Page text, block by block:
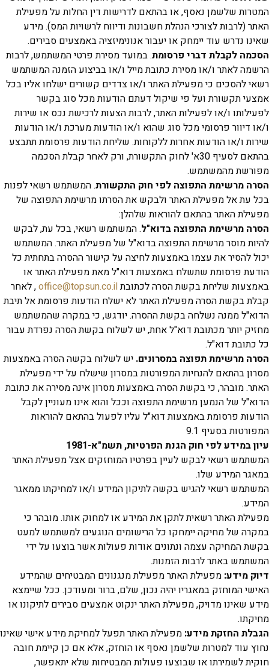
שלשמן נאסף, או בהתאם לדרישות דין החלות על מפעילת
לצורכי הנהלת חשבונות ודיווח לרשויות המס). מידע
נדרש עוד יימחק או יעבור אנונימיזציה באמצעים סבירים.
לקבלת דברי פרסומת. במועד מסירת פרטי המשתמש, לרבות
לאתר ו/או מסירת כתובת מייל ו/או בביצוע הזמנה המשתמש
כי מפעילת האתר ו/או צדדים קשורים ישלחו אליו בכל
תקשורת ועל פי שיקול דעתם הודעות מכל סוג בקשר
ו/או לפעילות האתר, לרבות הצעות לרכישת נכס או שירות
פרסומי מכל סוג שהוא ו/או הודעות מערכת ו/או הודעות
ו/או הודעות אחרות ללקוחות. שליחת הודעות פרסומת תתבצע
בהתאם לסעיף 30א' לחוק התקשורת, ורק לאחר קבלת הסכמה
מהמשתמש.
מרשימת התפוצה לפי חוק התקשורת. המשתמש רשאי לפנות
אל מפעילת האתר ולבקש את הסרתו מרשימת התפוצה של
האתר בהתאם להוראות שלהלן:
מרשימת התפוצה בדוא"ל. המשתמש רשאי, בכל עת, לבקש
מוסר מרשימת התפוצה בדוא"ל של מפעילת האתר. המשתמש
את עצמו באמצעות לחיצה על קישור ההסרה בתחתית כל
פרסומת שתשלח באמצעות דוא"ל מאת מפעילת האתר או
שליחת בקשת הסרה לכתובתoffice@topsun.co.il, לאחר
בקשת הסרה מפעילת האתר לא ישלח הודעות פרסומת אל תיבת
ממנה נשלחה בקשת ההסרה. יודגש, כי במקרה שהמשתמש
יותר מכתובת דוא"ל אחת, יש לשלוח בקשת הסרה נפרדת עבור
דוא"ל.
מרשימת תפוצה במסרונים.יש לשלוח בקשה הסרה באמצעות
בהתאם להנחיות המפורטות במסרון שישלח על ידי מפעילת
מובהר, כי בקשת הסרה באמצעות מסרון אינה מסירה את כתובת
של הנמען מרשימת התפוצה וככל והוא אינו מעוניין לקבל
פרסומת באמצעות דוא"ל עליו לפעול בהתאם להוראות
בסעיף 9.1
לפי חוק הגנת הפרטיות, תשמ"א-1981
רשאי לבקש לעיין בפרטיו המוחזקים אצל מפעילת האתר
המידע שלו.
רשאי להגיש בקשה לתיקון המידע ו/או למחיקתו ממאגר
האתר רשאית לתקן את המידע או למחוק אותו. מובהר כי
של מחיקה יימחקו כל הרישומים הנוגעים למשתמש למעט
עצמה ונתונים אודות פעולות אשר בוצעו על ידי
באתר לרבות הזמנות.
מידע:מפעילת האתר מפעילת מנגנונים המבטיחים שהמידע
המוחזק במאגריו יהיה נכון, שלם, ברור ומעודכן. ככל שיימצא
מדויק, מפעילת האתר ינקוט אמצעים סבירים לתיקונו או
החזקת מידע:מפעילת האתר תפעל למחיקת מידע אישי שאינו
למטרות שלשמן נאסף או הוחזק, אלא אם כן קיימת חובה
לשמירתו או שבוצעו פעולות המבטיחות שלא יתאפשר,